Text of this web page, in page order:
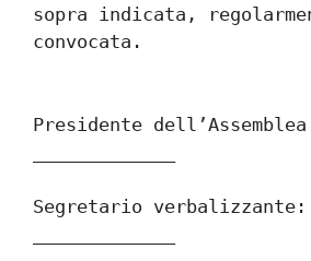
sopra indicata,
convocata.
Presidente
Segretario verbalizzante: